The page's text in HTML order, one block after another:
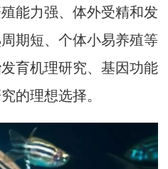
能力强、体外受精和发
期短、个体小易养殖等
育机理研究、基因功能
的理想选择。